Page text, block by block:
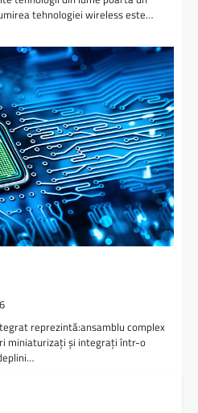
tehnologiei wireless este…
reprezintă:ansamblu complex
miniaturizați și integrați într-o